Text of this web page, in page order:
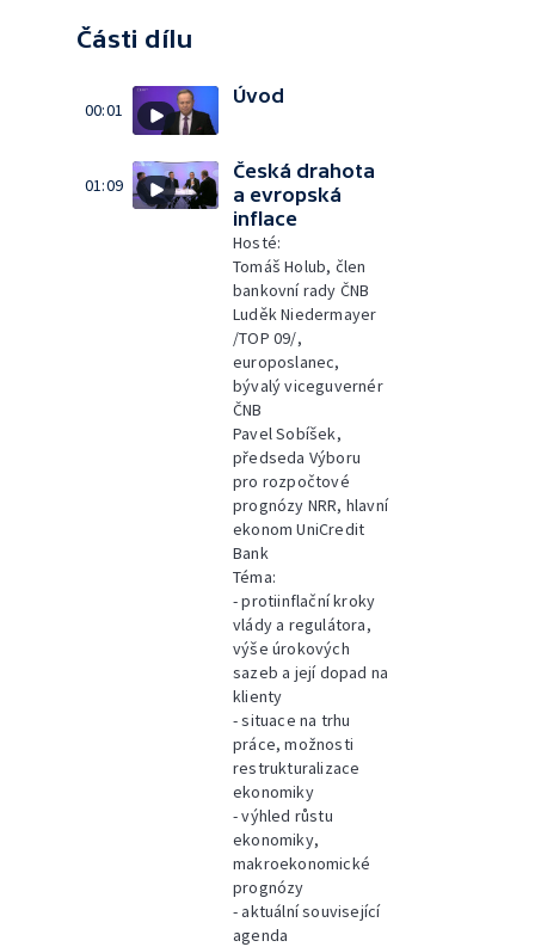
Části dílu
00:01
Úvod
01:09
Česká drahota
a evropská
inflace
Hosté:
Tomáš Holub, člen
bankovní rady ČNB
Luděk Niedermayer
/TOP 09/,
europoslanec,
bývalý viceguvernér
ČNB
Pavel Sobíšek,
předseda Výboru
pro rozpočtové
prognózy NRR, hlavní
ekonom UniCredit
Bank
Téma:
- protiinflační kroky
vlády a regulátora,
výše úrokových
sazeb a její dopad na
klienty
- situace na trhu
práce, možnosti
restrukturalizace
ekonomiky
- výhled růstu
ekonomiky,
makroekonomické
prognózy
- aktuální související
agenda